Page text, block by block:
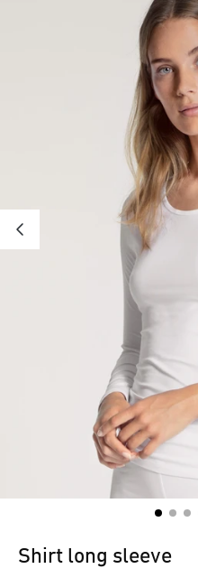
Shirt long sleeve